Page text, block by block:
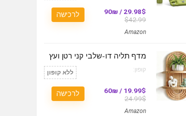
29.98$ / 90₪
$42.99
Amazon
לרכישה
מדף תליה דו-שלבי קני רטן ועץ
קופון: ללא קופון
19.99$ / 60₪
24.99$
Amazon
לרכישה